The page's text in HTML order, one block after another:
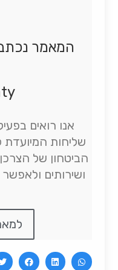
שליחות
הביטחון של
ושירותים